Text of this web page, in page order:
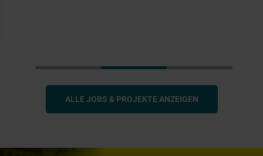
ALLE JOBS & PROJEKTE ANZEIGEN